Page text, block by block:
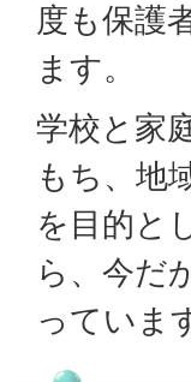
度も保護
ます。
学校と家
もち、地
を目的と
ら、今だ
っていま